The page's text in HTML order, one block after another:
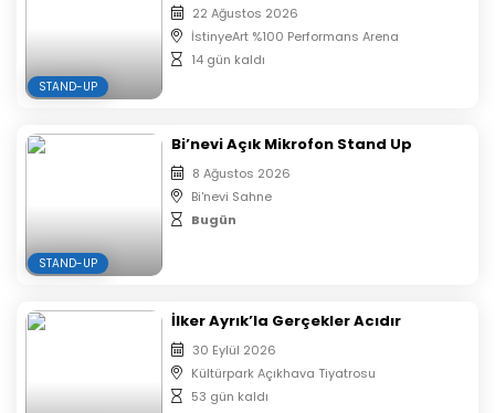
STAND-UP
22 Ağustos 2026
İstinyeArt %100 Performans Arena
14 gün kaldı
STAND-UP
Bi’nevi Açık Mikrofon Stand Up
8 Ağustos 2026
Bi'nevi Sahne
Bugün
İlker Ayrık’la Gerçekler Acıdır
30 Eylül 2026
Kültürpark Açıkhava Tiyatrosu
53 gün kaldı